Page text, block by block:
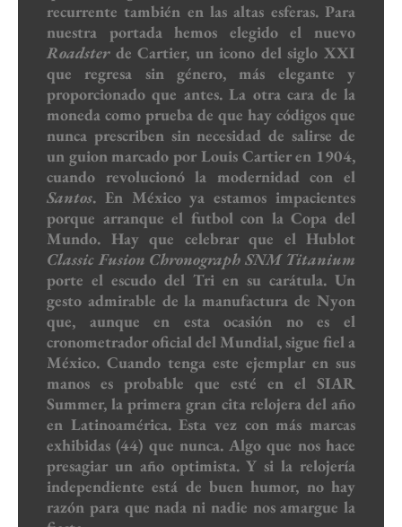
recurrente también en las altas esferas. Para
nuestra portada hemos elegido el nuevo
Roadsterde Cartier, un icono del siglo XXI
que regresa sin género, más elegante y
proporcionado que antes. La otra cara de la
moneda como prueba de que hay códigos que
nunca prescriben sin necesidad de salirse de
un guion marcado por Louis Cartier en 1904,
cuando revolucionó la modernidad con el
Santos. En México ya estamos impacientes
porque arranque el futbol con la Copa del
Mundo. Hay que celebrar que el Hublot
Classic Fusion Chronograph SNM Titanium
porte el escudo del Tri en su carátula. Un
gesto admirable de la manufactura de Nyon
que, aunque en esta ocasión no es el
cronometrador oficial del Mundial, sigue fiel a
México. Cuando tenga este ejemplar en sus
manos es probable que esté en el SIAR
Summer, la primera gran cita relojera del año
en Latinoamérica. Esta vez con más marcas
exhibidas (44) que nunca. Algo que nos hace
presagiar un año optimista. Y si la relojería
independiente está de buen humor, no hay
razón para que nada ni nadie nos amargue la